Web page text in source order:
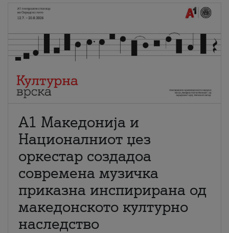
А1 Македонија и
Националниот џез
оркестар создадоа
современа музичка
приказна инспирирана од
македонското културно
наследство